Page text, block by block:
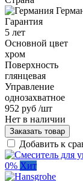
Гарантия
5 лет
Основной цвет
хром
Поверхность
глянцевая
Управление
однозахватное
952 руб /шт
Нет в наличии
Заказать товар
Добавить к
0% Хит